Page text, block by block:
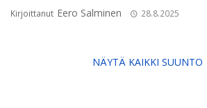
Kirjoittanut Eero Salminen 28.8.2025
NÄYTÄ KAIKKI SUUNTO